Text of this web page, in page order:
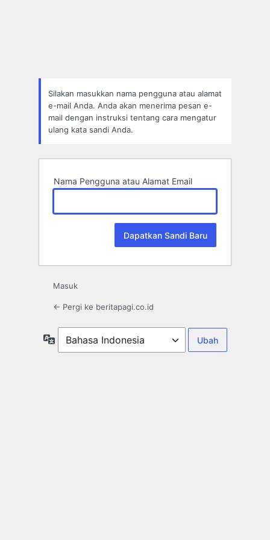
Silakan masukkan nama pengguna atau alamat
e-mail Anda. Anda akan menerima pesan e-
mail dengan instruksi tentang cara mengatur
ulang kata sandi Anda.
Nama Pengguna atau Alamat Email
Masuk
← Pergi ke beritapagi.co.id
Bahasa